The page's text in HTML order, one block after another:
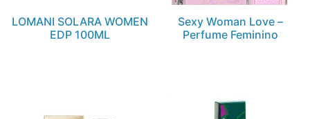
LOMANI SOLARA WOMEN
EDP 100ML
Sexy Woman Love –
Perfume Feminino